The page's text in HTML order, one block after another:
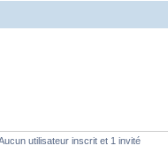
utilisateur inscrit et 1 invité